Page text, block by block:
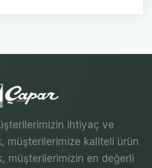
ihtiyaç ve
müşterilerimize kaliteli ürün
müşterilerimizin en değerli